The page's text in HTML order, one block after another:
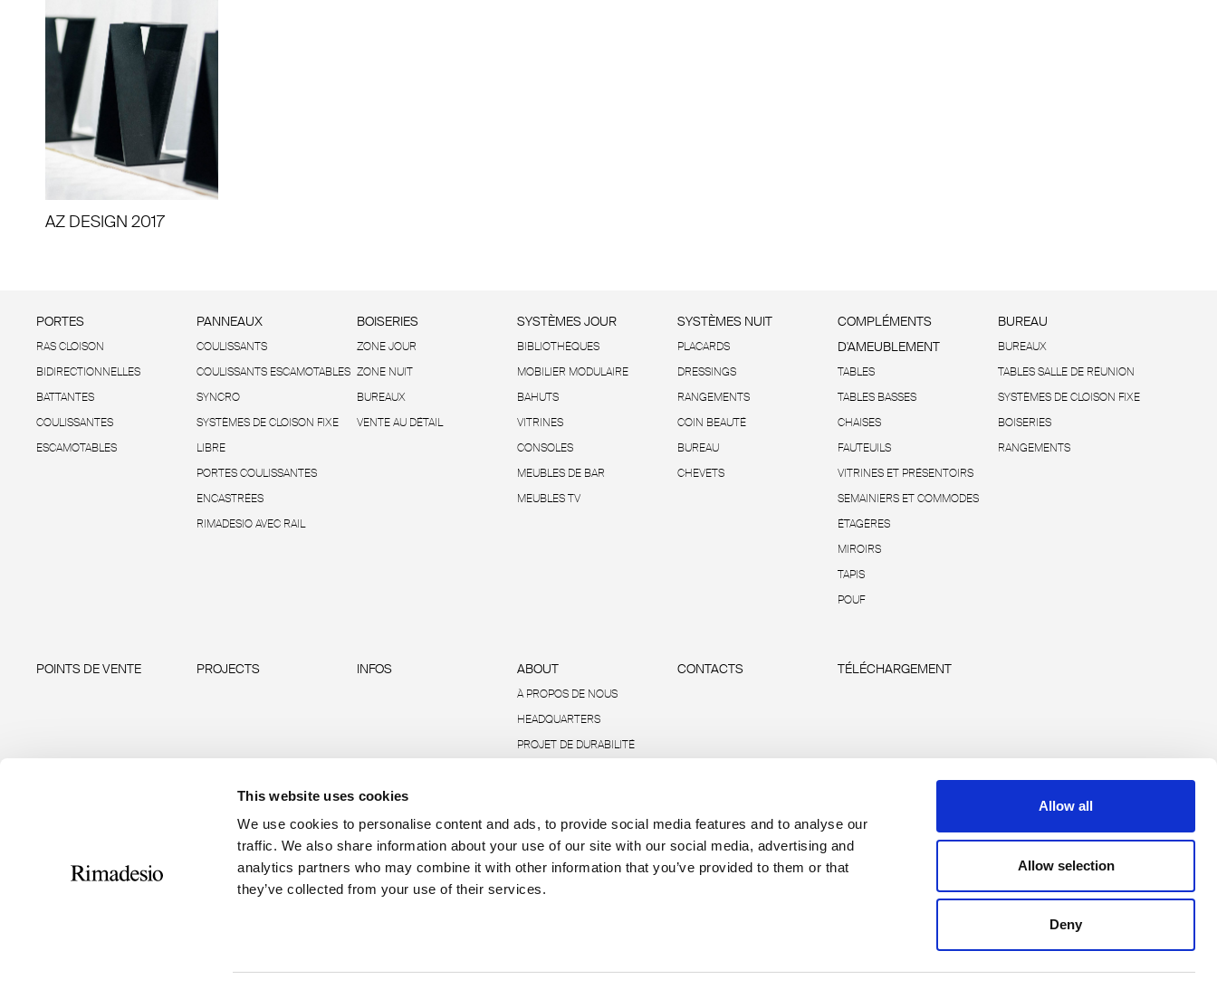
This website uses cookies
We use cookies to personalise content and ads, to provide social media features and to analyse our
traffic. We also share information about your use of our site with our social media, advertising and
analytics partners who may combine it with other information that you’ve provided to them or that
they’ve collected from your use of their services.
Allow all
Allow selection
Deny
AZ DESIGN 2017
PORTES
RAS CLOISON
BIDIRECTIONNELLES
BATTANTES
COULISSANTES
ESCAMOTABLES
PANNEAUX
COULISSANTS
COULISSANTS ESCAMOTABLES
SYNCRO
SYSTÈMES DE CLOISON FIXE
LIBRE
PORTES COULISSANTES
ENCASTRÉES
RIMADESIO AVEC RAIL
BOISERIES
ZONE JOUR
ZONE NUIT
BUREAUX
VENTE AU DÉTAIL
SYSTÈMES JOUR
BIBLIOTHÈQUES
MOBILIER MODULAIRE
BAHUTS
VITRINES
CONSOLES
MEUBLES DE BAR
MEUBLES TV
SYSTÈMES NUIT
PLACARDS
DRESSINGS
RANGEMENTS
COIN BEAUTÉ
BUREAU
CHEVETS
COMPLÉMENTS
D'AMEUBLEMENT
TABLES
TABLES BASSES
CHAISES
FAUTEUILS
VITRINES ET PRÉSENTOIRS
SEMAINIERS ET COMMODES
ÉTAGÈRES
MIROIRS
TAPIS
POUF
BUREAU
BUREAUX
TABLES SALLE DE RÉUNION
SYSTÈMES DE CLOISON FIXE
BOISERIES
RANGEMENTS
POINTS DE VENTE PROJECTS INFOS ABOUT
À PROPOS DE NOUS
HEADQUARTERS
PROJET DE DURABILITÉ
R-ACADEMY
CONTACTS TÉLÉCHARGEMENT
P.IVA 00685930968 Copyright © 2026 Rimadesio. All rights reserved